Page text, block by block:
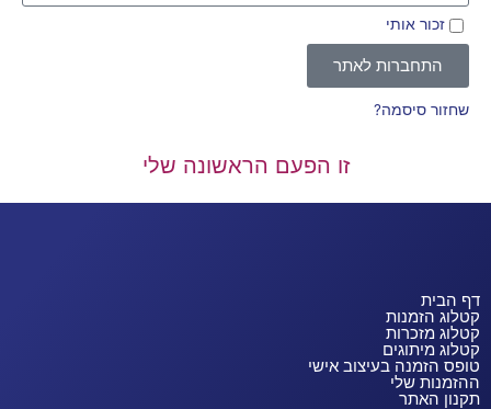
זו הפעם הראשונה שלי
זכור אותי
התחברות לאתר
שחזור סיסמה?
דף הבית
קטלוג הזמנות
קטלוג מזכרות
קטלוג מיתוגים
טופס הזמנה בעיצוב אישי
ההזמנות שלי
תקנון האתר